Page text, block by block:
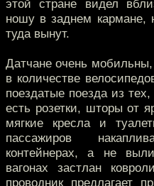
этой стране видел
ношу в заднем кармане,
туда вынут.
Датчане очень
в количестве
поездатые поезда из
есть розетки, шторы от
мягкие кресла и
пассажиров
контейнерах, а не
вагонах застлан
проводник предлагает